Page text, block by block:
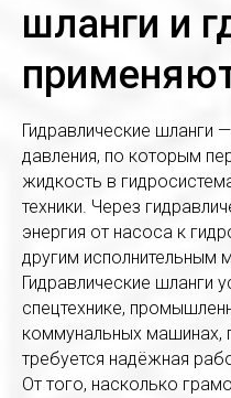
шланги и
Гидравлические шланги
давления, по которым
жидкость в
техники. Через
энергия от насоса к
другим исполнительным
Гидравлические шланги
спецтехнике,
коммунальных машинах,
требуется надёжная
От того, насколько